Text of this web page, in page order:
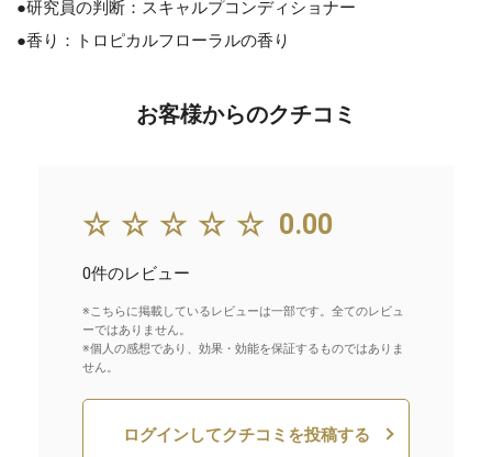
●研究員の判断：スキャルプコンディショナー
●香り：トロピカルフローラルの香り
お客様からのクチコミ
☆☆☆☆☆ 0.00
0件のレビュー
※こちらに掲載しているレビューは一部です。全てのレビュ
ーではありません。
※個人の感想であり、効果・効能を保証するものではありま
せん。
ログインしてクチコミを投稿する